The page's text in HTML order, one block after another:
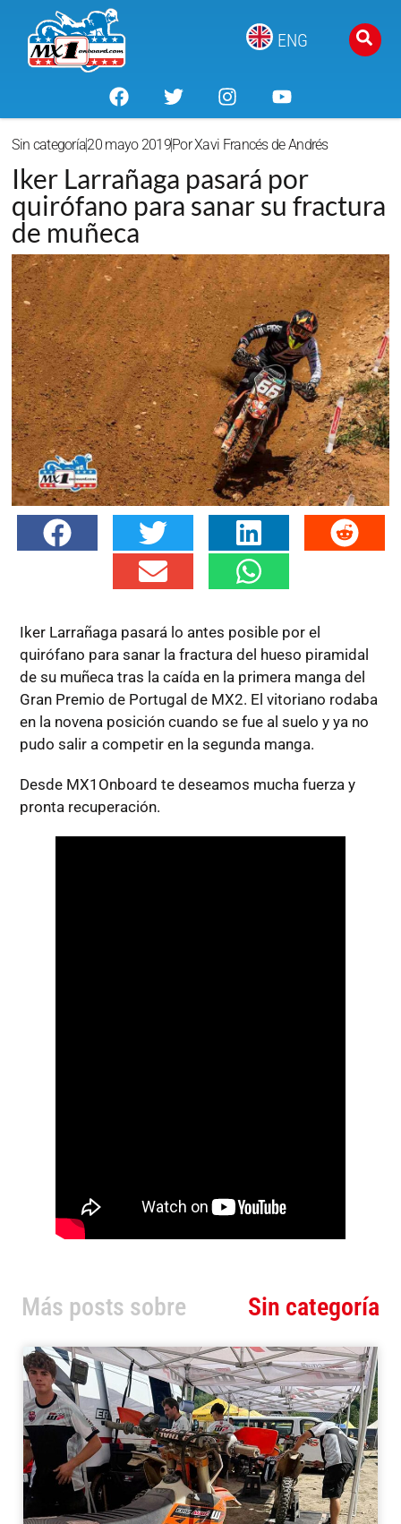
ENG
Sin categoría20 mayo 2019PorXavi Francés de Andrés
Iker Larrañaga pasará por
quirófano para sanar su fractura
de muñeca
Iker Larrañaga pasará lo antes posible por el
quirófano para sanar la fractura del hueso piramidal
de su muñeca tras la caída en la primera manga del
Gran Premio de Portugal de MX2. El vitoriano rodaba
en la novena posición cuando se fue al suelo y ya no
pudo salir a competir en la segunda manga.
Desde MX1Onboard te deseamos mucha fuerza y
pronta recuperación.
Más posts sobre Sin categoría